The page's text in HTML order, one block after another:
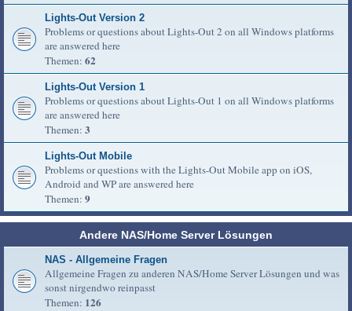
Lights-Out Version 2
Problems or questions about Lights-Out 2 on all Windows platforms
are answered here
Themen: 62
Lights-Out Version 1
Problems or questions about Lights-Out 1 on all Windows platforms
are answered here
Themen: 3
Lights-Out Mobile
Problems or questions with the Lights-Out Mobile app on iOS,
Android and WP are answered here
Themen: 9
Andere NAS/Home Server Lösungen
NAS - Allgemeine Fragen
Allgemeine Fragen zu anderen NAS/Home Server Lösungen und was
sonst nirgendwo reinpasst
Themen: 126